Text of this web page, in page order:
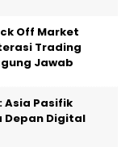
Off Market
Trading
Jawab
Asia Pasifik
Depan Digital